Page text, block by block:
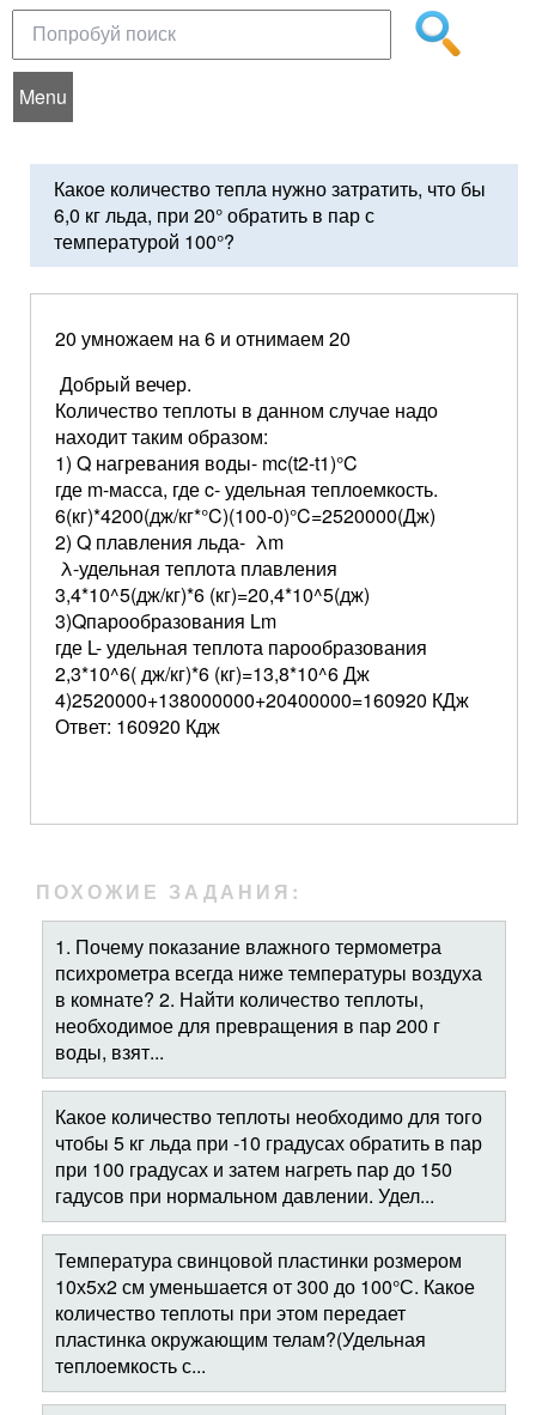
Menu
Какое количество тепла нужно затратить, что бы
6,0 кг льда, при 20° обратить в пар с
температурой 100°?
20 умножаем на 6 и отнимаем 20
Добрый вечер.
Количество теплоты в данном случае надо
находит таким образом:
1) Q нагревания воды- mc(t2-t1)°C
где m-масса, где c- удельная теплоемкость.
6(кг)*4200(дж/кг*°C)(100-0)°C=2520000(Дж)
2) Q плавления льда- λm
λ-удельная теплота плавления
3,4*10^5(дж/кг)*6 (кг)=20,4*10^5(дж)
3)Qпарообразования Lm
где L- удельная теплота парообразования
2,3*10^6( дж/кг)*6 (кг)=13,8*10^6 Дж
4)2520000+138000000+20400000=160920 КДж
Ответ: 160920 Кдж
ПОХОЖИЕ ЗАДАНИЯ:
1. Почему показание влажного термометра
психрометра всегда ниже температуры воздуха
в комнате? 2. Найти количество теплоты,
необходимое для превращения в пар 200 г
воды, взят...
Какое количество теплоты необходимо для того
чтобы 5 кг льда при -10 градусах обратить в пар
при 100 градусах и затем нагреть пар до 150
гадусов при нормальном давлении. Удел...
Температура свинцовой пластинки розмером
10х5х2 см уменьшается от 300 до 100°С. Какое
количество теплоты при этом передает
пластинка окружающим телам?(Удельная
теплоемкость с...